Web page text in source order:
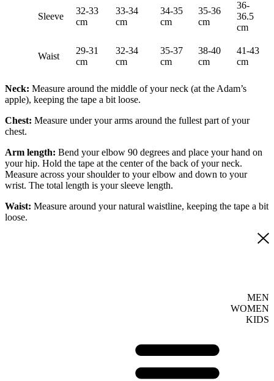
Sleeve
32-33
cm
33-34
cm
34-35
cm
35-36
cm
36-
36.5
cm
Waist
29-31
cm
32-34
cm
35-37
cm
38-40
cm
41-43
cm
Neck: Measure around the middle of your neck (at the Adam’s
apple), keeping the tape a bit loose.
Chest: Measure under your arms around the fullest part of your
chest.
Arm length: Bend your elbow 90 degrees and place your hand on
your hip. Hold the tape at the center of the back of your neck.
Measure across your shoulder to your elbow and down to your
wrist. The total length is your sleeve length.
Waist: Measure around your natural waistline, keeping the tape a bit
loose.
MEN
WOMEN
KIDS